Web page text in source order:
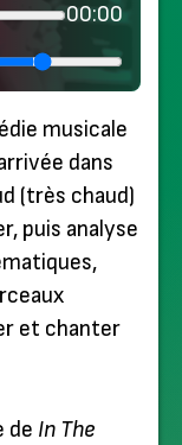
00:00
musicale
dans
(très chaud)
puis analyse
et chanter
de In The